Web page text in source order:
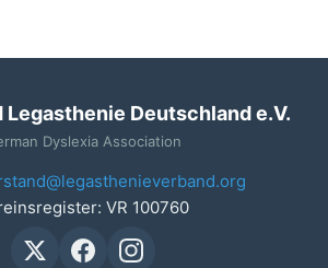
Legasthenie Deutschland e.V.
Dyslexia Association
VR 100760